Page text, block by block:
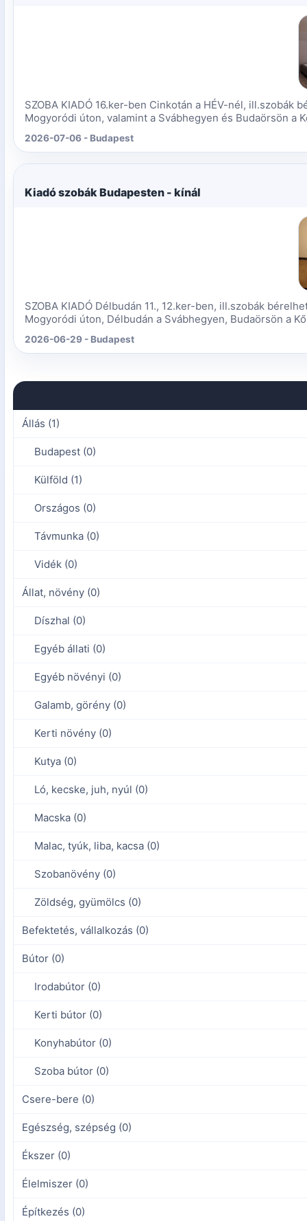
Állás (1)
Budapest (0)
Külföld (1)
Országos (0)
Távmunka (0)
Vidék (0)
Állat, növény (0)
Díszhal (0)
Egyéb állati (0)
Egyéb növényi (0)
Galamb, görény (0)
Kerti növény (0)
Kutya (0)
Ló, kecske, juh, nyúl (0)
Macska (0)
Malac, tyúk, liba, kacsa (0)
Szobanövény (0)
Zöldség, gyümölcs (0)
Befektetés, vállalkozás (0)
Bútor (0)
Irodabútor (0)
Kerti bútor (0)
Konyhabútor (0)
Szoba bútor (0)
Csere-bere (0)
Egészség, szépség (0)
Ékszer (0)
Élelmiszer (0)
Építkezés (0)
SZOBA KIADÓ 16.ker-ben Cinkotán a HÉV-nél, ill.szobák
Mogyoródi úton, valamint a Svábhegyen és Budaörsön a
2026-07-06 - Budapest
Kiadó szobák Budapesten - kínál
SZOBA KIADÓ Délbudán 11., 12.ker-ben, ill.szobák
Mogyoródi úton, Délbudán a Svábhegyen, Budaörsön a
2026-06-29 - Budapest